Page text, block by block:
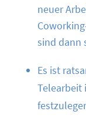
neuer
sind dann
Es ist
Telearbeit